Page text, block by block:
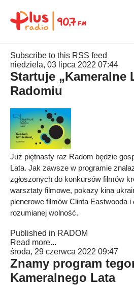
Subscribe to this RSS feed
niedziela, 03 lipca 2022 07:44
Startuje „Kameralne
Radomiu
Już piętnasty raz Radom będzie
Lata. Jak zawsze w programie
zgłoszonych do konkursów filmów
warsztaty filmowe, pokazy kina
plenerowe filmów Clinta Eastwooda
rozumianej wolność.
Published in RADOM
Read more...
środa, 29 czerwca 2022 09:47
Znamy program
Kameralnego Lata